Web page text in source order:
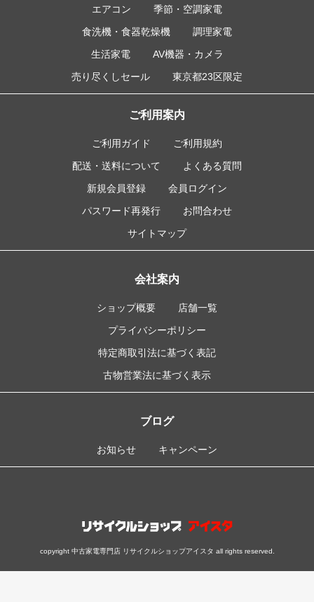
エアコン
季節・空調家電
食洗機・食器乾燥機
調理家電
生活家電
AV機器・カメラ
売り尽くしセール
東京都23区限定
ご利用案内
ご利用ガイド
ご利用規約
配送・送料について
よくある質問
新規会員登録
会員ログイン
パスワード再発行
お問合わせ
サイトマップ
会社案内
ショップ概要
店舗一覧
プライバシーポリシー
特定商取引法に基づく表記
古物営業法に基づく表示
ブログ
お知らせ キャンペーン
copyright 中古家電専門店 リサイクルショップアイスタ all rights reserved.